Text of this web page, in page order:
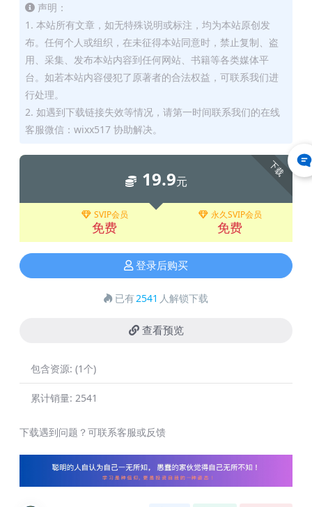
声明：
1. 本站所有文章，如无特殊说明或标注，均为本站原创发
布。任何个人或组织，在未征得本站同意时，禁止复制、盗
用、采集、发布本站内容到任何网站、书籍等各类媒体平
台。如若本站内容侵犯了原著者的合法权益，可联系我们进
行处理。
2. 如遇到下载链接失效等情况，请第一时间联系我们的在线
客服微信：wixx517 协助解决。
下载
19.9元
SVIP会员
免费
永久SVIP会员
免费
登录后购买
已有2541 人解锁下载
查看预览
包含资源: (1个)
累计销量: 2541
下载遇到问题？可联系客服或反馈